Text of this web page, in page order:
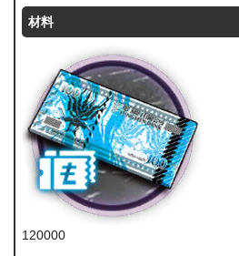
材料
120000